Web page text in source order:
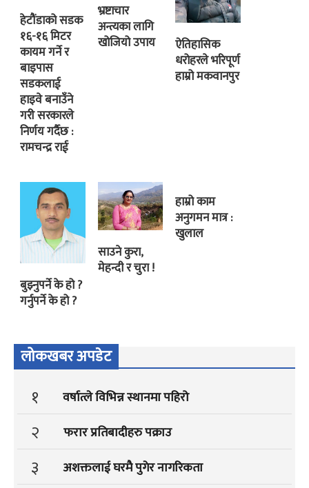
हेटौंडाको सडक
१६-१६ मिटर
कायम गर्ने र
बाइपास
सडकलाई
हाइवे बनाउँने
गरी सरकारले
निर्णय गर्दैछ :
रामचन्द्र राई
भ्रष्टाचार
अन्त्यका लागि
खोजियो उपाय
ऐतिहासिक
धरोहरले भरिपूर्ण
हाम्रो मकवानपुर
बुझ्नुपर्ने के हो ?
गर्नुपर्ने के हो ?
साउने कुरा,
मेहन्दी र चुरा !
हाम्रो काम
अनुगमन मात्र :
खुलाल
लोकखबर अपडेट
१ वर्षात्ले विभिन्न स्थानमा पहिरो
२ फरार प्रतिबादीहरु पक्राउ
३ अशक्तलाई घरमै पुगेर नागरिकता